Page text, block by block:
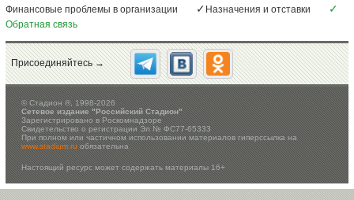
Финансовые проблемы в организации
Назначения и отставки
Обратная связь
Присоединяйтесь →
©Стадион ®, 1998-2026
Сетевое издание "Российский Стадион"
Зарегистрировано в Роскомнадзоре
Свидетельство о регистрации Эл № ФС77-65333
При полном или частичном использовании материалов гиперссылка на
www.stadium.ruобязательна
Настоящий ресурс может содержать материалы 16+